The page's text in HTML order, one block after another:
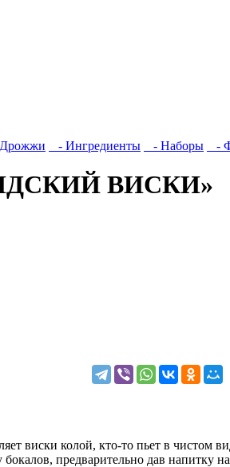
- Ингредиенты - Наборы -
ВИСКИ»
виски колой, кто-то пьет в чистом
предварительно дав напитку